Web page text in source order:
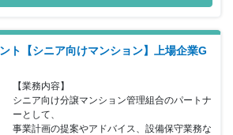
会社の安定性だけでなく働きやすさにも力を
りやすい環境です。 経理経験だけでなくマネ
な経験を活かせる環境で一緒に働いていただ
ます。
ト【シニア向けマンション】上場企業G
【業務内容】
シニア向け分譲マンション管理組合のパートナ
ーとして、
事業計画の提案やアドバイス、設備保守業務な